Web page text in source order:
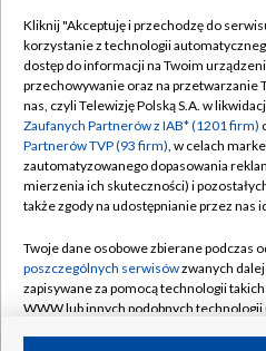
Sklep
Biuro
Oferta
Telegazeta
Rada
Ogłoszenia
Akademia
Polityka
Moje
Biuro
©2026 Telewizja Polska
Kliknij "Akceptuję i przechodzę do
korzystanie z technologii
dostęp do informacji na Twoim
przechowywanie oraz na przetwarzanie
nas, czyli Telewizję Polską S.A. w
Zaufanych Partnerów z IAB* (1201 firm)
Partnerów TVP (93 firm), w celach
zautomatyzowanego dopasowania
mierzenia ich skuteczności) i
także zgody na udostępnianie przez nas
Twoje dane osobowe zbierane podczas
poszczególnych serwisówzwanych
zapisywane za pomocą technologii
WWW lub innych podobnych